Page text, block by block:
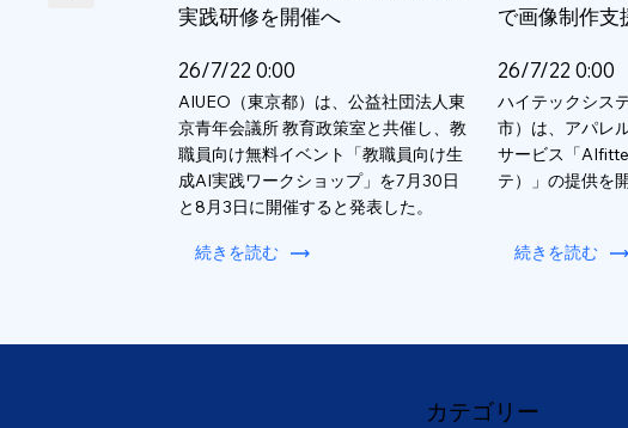
実践研修を開催へ
26/7/22 0:00
AIUEO（東京都）は、公益社団法人東
京青年会議所 教育政策室と共催し、教
職員向け無料イベント「教職員向け生
成AI実践ワークショップ」を7月30日
と8月3日に開催すると発表した。
続きを読む
で画像制作支
26/7/22 0:00
ハイテックシス
市）は、アパレ
サービス「
テ）」の提供を
続きを読む
カテゴリー